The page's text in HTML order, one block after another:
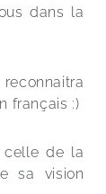
dans la
français :)
celle de la
sa vision